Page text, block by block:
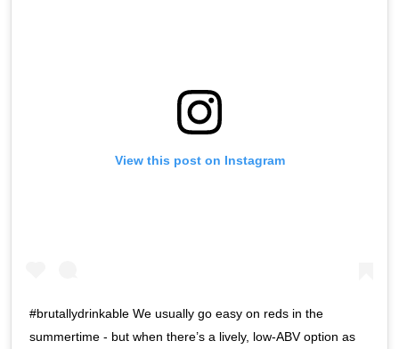
View this post on Instagram
#brutallydrinkable We usually go easy on reds in the
summertime - but when there’s a lively, low-ABV option as